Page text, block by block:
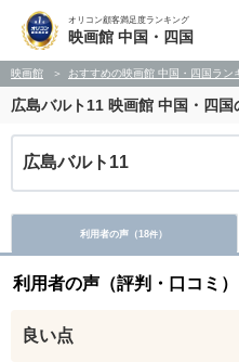
オリコン顧客満足度ランキング
映画館 中国・四国
映画館 おすすめの映画館 中国・四国ラン
広島バルト11 映画館 中国・四国
広島バルト11
利用者の声（18件）
利用者の声（評判・口コミ）
良い点